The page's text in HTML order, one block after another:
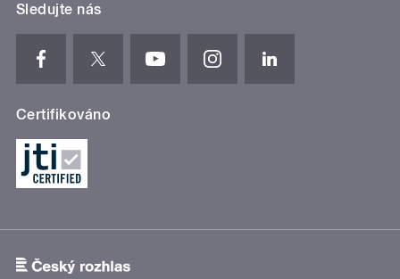
Sledujte nás
Certifikováno